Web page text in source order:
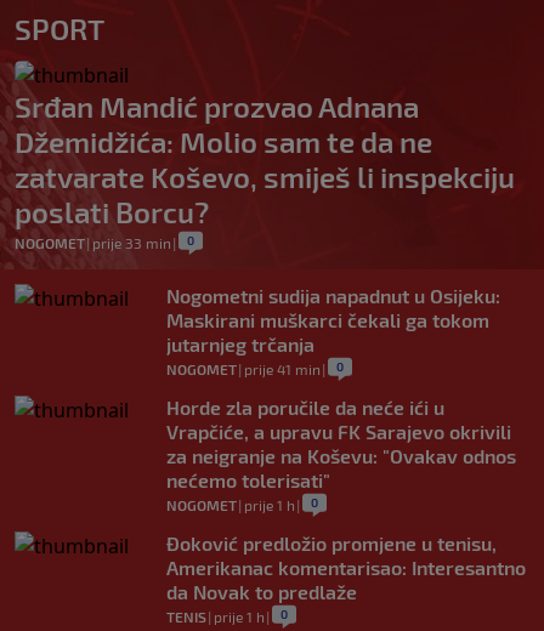
SPORT
Srđan Mandić prozvao Adnana
Džemidžića: Molio sam te da ne
zatvarate Koševo, smiješ li inspekciju
poslati Borcu?
NOGOMET| prije 33 min | 0
Nogometni sudija napadnut u Osijeku:
Maskirani muškarci čekali ga tokom
jutarnjeg trčanja
NOGOMET| prije 41 min | 0
Horde zla poručile da neće ići u
Vrapčiće, a upravu FK Sarajevo okrivili
za neigranje na Koševu: "Ovakav odnos
nećemo tolerisati"
NOGOMET| prije 1 h | 0
Đoković predložio promjene u tenisu,
Amerikanac komentarisao: Interesantno
da Novak to predlaže
TENIS| prije 1 h | 0